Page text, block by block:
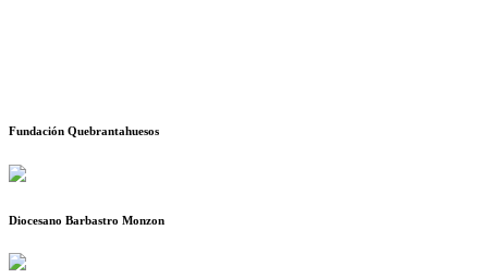
Fundación Quebrantahuesos
Diocesano Barbastro Monzon